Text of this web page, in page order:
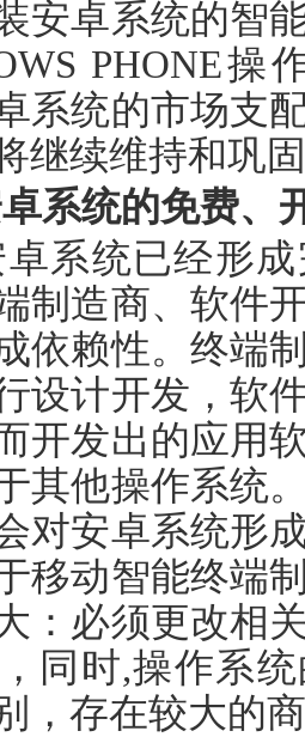
安卓系统的智
PHONE操
系统的市场支
继续维持和巩
卓系统的免费、
卓系统已经形
制造商、软件
依赖性。终端
设计开发，软
开发出的应用
其他操作系统
对安卓系统形
移动智能终端
：必须更改相
同时,操作系
，存在较大的